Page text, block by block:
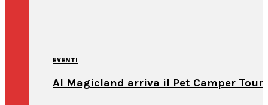
EVENTI
Al Magicland arriva il Pet Camper Tour